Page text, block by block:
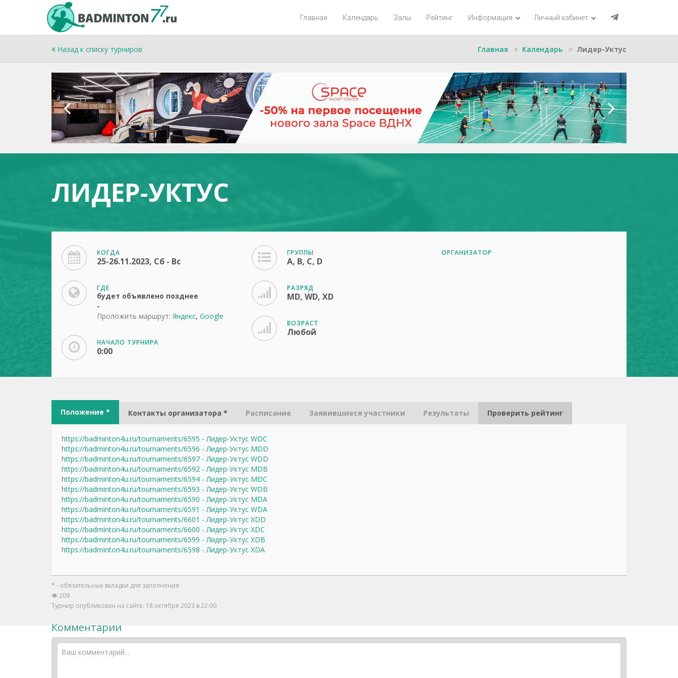
Главная Календарь Залы Рейтинг Информация Личный кабинет
Назад к списку турниров Главная Календарь Лидер-Уктус
ЛИДЕР-УКТУС
КОГДА
25-26.11.2023, Сб - Вс
ГДЕ
будет объявлено позднее
-
Проложить маршрут: Яндекс, Google
НАЧАЛО ТУРНИРА
0:00
ГРУППЫ
A, B, C, D
РАЗРЯД
MD, WD, XD
ВОЗРАСТ
Любой
ОРГАНИЗАТОР
Положение * Контакты организатора * Расписание Заявившиеся участники Результаты Проверить рейтинг
https://badminton4u.ru/tournaments/6595 - Лидер-Уктус WDC
https://badminton4u.ru/tournaments/6596 - Лидер-Уктус MDD
https://badminton4u.ru/tournaments/6597 - Лидер-Уктус WDD
https://badminton4u.ru/tournaments/6592 - Лидер-Уктус MDB
https://badminton4u.ru/tournaments/6594 - Лидер-Уктус MDC
https://badminton4u.ru/tournaments/6593 - Лидер-Уктус WDB
https://badminton4u.ru/tournaments/6590 - Лидер-Уктус MDA
https://badminton4u.ru/tournaments/6591 - Лидер-Уктус WDA
https://badminton4u.ru/tournaments/6601 - Лидер-Уктус XDD
https://badminton4u.ru/tournaments/6600 - Лидер-Уктус XDC
https://badminton4u.ru/tournaments/6599 - Лидер-Уктус XDB
https://badminton4u.ru/tournaments/6598 - Лидер-Уктус XDA
* - обязательные вкладки для заполнения
209
Турнир опубликован на сайте: 18 октября 2023 в 22:00
Комментарии